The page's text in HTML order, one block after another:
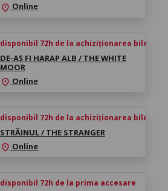
location_on Online
disponibil 72h de la achiziționarea biletului
DE-AȘ FI HARAP ALB / THE WHITE
MOOR
location_on Online
disponibil 72h de la achiziționarea biletului
STRĂINUL / THE STRANGER
location_on Online
disponibil 72h de la prima accesare